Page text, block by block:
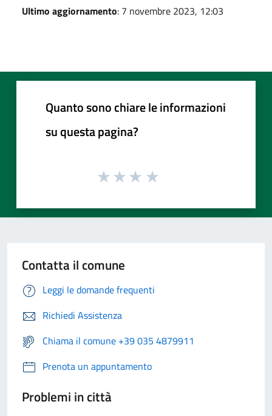
Ultimo aggiornamento: 7 novembre 2023, 12:03
Quanto sono chiare le informazioni
su questa pagina?
Contatta il comune
Leggi le domande frequenti
Richiedi Assistenza
Chiama il comune +39 035 4879911
Prenota un appuntamento
Problemi in città